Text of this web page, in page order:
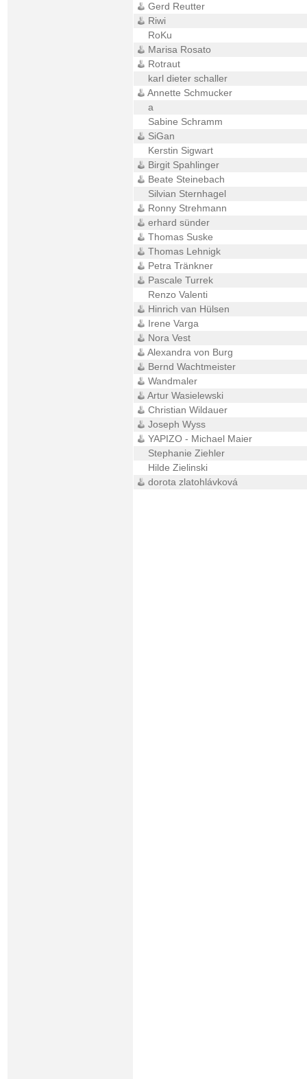
Gerd Reutter
Riwi
RoKu
Marisa Rosato
Rotraut
karl dieter schaller
Annette Schmucker
a
Sabine Schramm
SiGan
Kerstin Sigwart
Birgit Spahlinger
Beate Steinebach
Silvian Sternhagel
Ronny Strehmann
erhard sünder
Thomas Suske
Thomas Lehnigk
Petra Tränkner
Pascale Turrek
Renzo Valenti
Hinrich van Hülsen
Irene Varga
Nora Vest
Alexandra von Burg
Bernd Wachtmeister
Wandmaler
Artur Wasielewski
Christian Wildauer
Joseph Wyss
YAPIZO - Michael Maier
Stephanie Ziehler
Hilde Zielinski
dorota zlatohlávková